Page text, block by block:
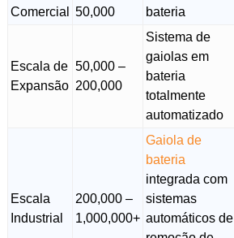
Comercial
50,000
bateria
Escala de
Expansão
50,000 –
200,000
Sistema de
gaiolas em
bateria
totalmente
automatizado
Escala
Industrial
200,000 –
1,000,000+
Gaiola de
bateria
integrada com
sistemas
automáticos de